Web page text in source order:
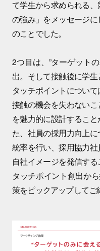
て学生から求められる
の強み」をメッセージ
のことでした。
2つ目は、”ターゲット
出。そして接触後に学生
タッチポイントについ
接触の機会を失わない
を魅力的に設計するこ
た、社員の採用力向上に
統率を行い、採用協力
自社イメージを発信する
タッチポイント創出か
策をピックアップしてご